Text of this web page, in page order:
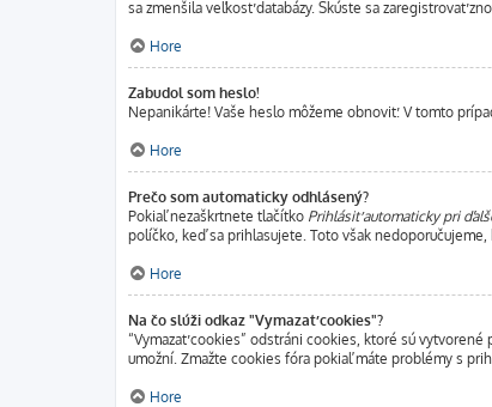
sa zmenšila veľkosť databázy. Skúste sa zaregistrovať
Hore
Zabudol som heslo!
Nepanikárte! Vaše heslo môžeme obnoviť. V tomto
Hore
Prečo som automaticky odhlásený?
Pokiaľ nezaškrtnete tlačítko Prihlásiť automaticky pri
políčko, keď sa prihlasujete. Toto však
Hore
Na čo slúži odkaz "Vymazať cookies"?
“Vymazať cookies” odstráni cookies, ktoré sú
umožní. Zmažte cookies fóra pokiaľ máte problémy s
Hore